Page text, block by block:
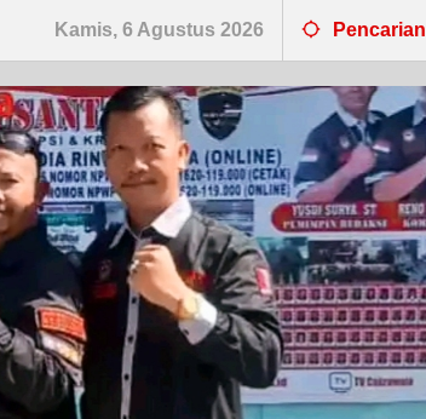
Kamis, 6 Agustus 2026 Pencarian